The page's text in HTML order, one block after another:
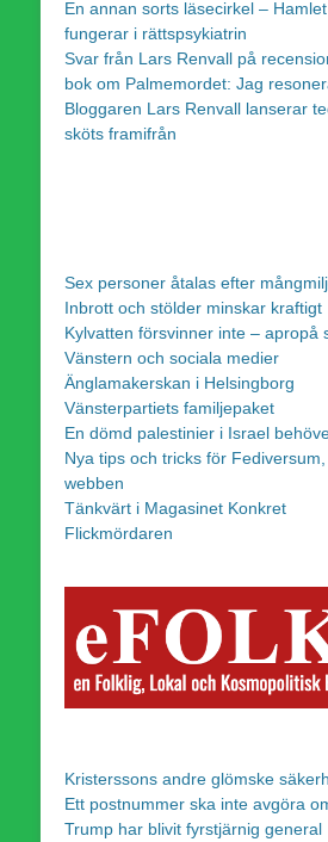
En annan sorts läsecirkel –
fungerar i rättspsykiatrin
Svar från Lars Renvall på
bok om Palmemordet: Jag
Bloggaren Lars Renvall lanserar
sköts framifrån
Sex personer åtalas efter
Inbrott och stölder minskar kraftigt
Kylvatten försvinner inte – apropå
Vänstern och sociala medier
Änglamakerskan i Helsingborg
Vänsterpartiets familjepaket
En dömd palestinier i Israel
Nya tips och tricks för
webben
Tänkvärt i Magasinet Konkret
Flickmördaren
Kristerssons andre glömske
Ett postnummer ska inte avgöra
Trump har blivit fyrstjärnig general